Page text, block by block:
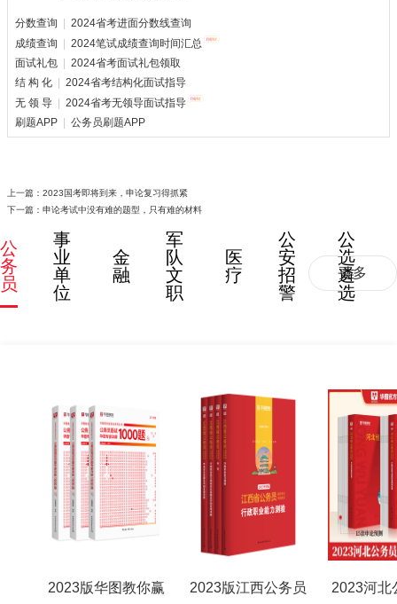
分数查询
2024省考进面分数线查询
成绩查询
2024笔试成绩查询时间汇总
面试礼包
2024省考面试礼包领取
结 构 化
2024省考结构化面试指导
无 领 导
2024省考无领导面试指导
刷题APP
公务员刷题APP
上一篇： 2023国考即将到来，申论复习得抓紧
下一篇： 申论考试中没有难的题型，只有难的材料
公
务
员
事
业
单
位
金
融
军
队
文
职
医
疗
公
安
招
警
公
选
遴
选
更多
2023版华图教你赢
2023版江西公务员
2023河北